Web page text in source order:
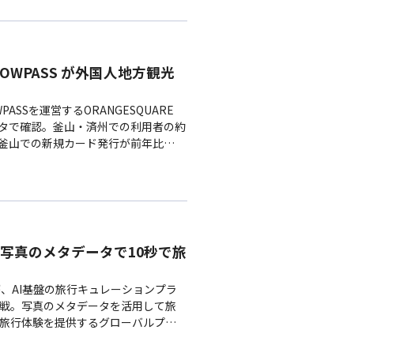
が外国人地方観光
を運営するORANGESQUARE
で確認。釜山・済州での利用者の約
山での新規カード発行が前年比
真のメタデータで10秒で旅
AI基盤の旅行キュレーションプラ
。写真のメタデータを活用して旅
行体験を提供するグローバルプラ